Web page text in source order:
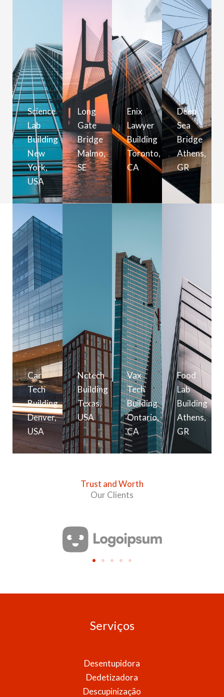
Science
Lab
Building
New
York,
USA
Long
Gate
Bridge
Malmo,
SE
Enix
Lawyer
Building
Toronto,
CA
Deep
Sea
Bridge
Athens,
GR
Car
Tech
Building
Denver,
USA
Nctech
Building
Texas,
USA
Vax
Tech
Building
Ontario,
CA
Food
Lab
Building
Athens,
GR
Trust and Worth
Our Clients
Serviços
Desentupidora
Dedetizadora
Descupinização